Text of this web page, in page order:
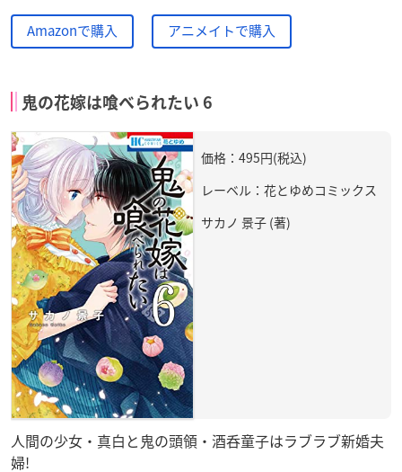
Amazonで購入 アニメイトで購入
鬼の花嫁は喰べられたい 6
価格：495円(税込)
レーベル：花とゆめコミックス
サカノ 景子 (著)
人間の少女・真白と鬼の頭領・酒呑童子はラブラブ新婚夫
婦!